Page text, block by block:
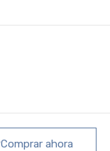
Comprar ahora